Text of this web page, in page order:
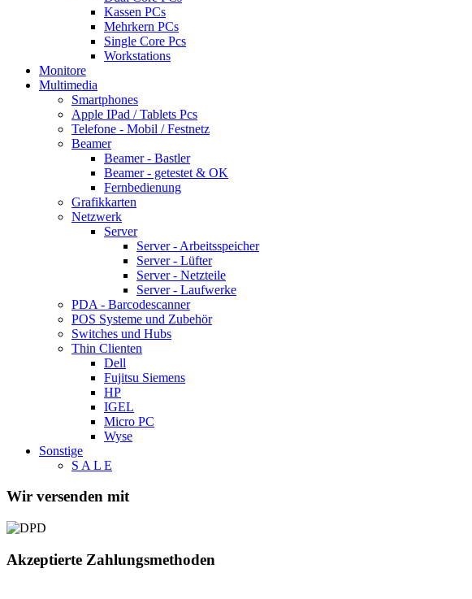
Kassen PCs
Mehrkern PCs
Single Core Pcs
Workstations
Monitore
Multimedia
Smartphones
Apple IPad / Tablets Pcs
Telefone - Mobil / Festnetz
Beamer
Beamer - Bastler
Beamer - getestet & OK
Fernbedienung
Grafikkarten
Netzwerk
Server
Server - Arbeitsspeicher
Server - Lüfter
Server - Netzteile
Server - Laufwerke
PDA - Barcodescanner
POS Systeme und Zubehör
Switches und Hubs
Thin Clienten
Dell
Fujitsu Siemens
HP
IGEL
Micro PC
Wyse
Sonstige
S A L E
Wir versenden mit
Akzeptierte Zahlungsmethoden